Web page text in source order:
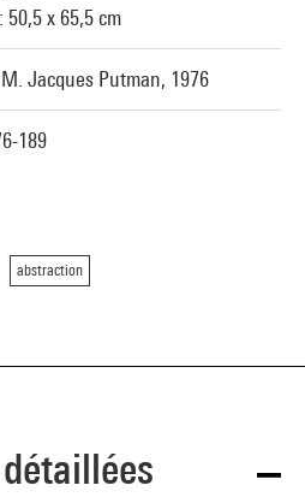
50,5 x 65,5 cm
Jacques Putman, 1976
189
abstraction